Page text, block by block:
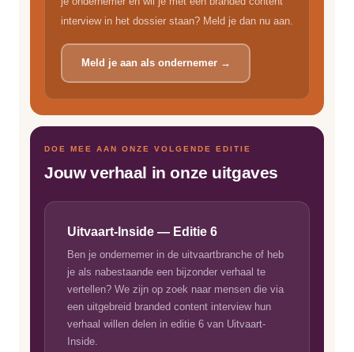
interview in het dossier staan? Meld je dan nu aan.
Meld je aan als ondernemer →
DOE MEE AAN ONZE VOLGENDE EDITIE
Jouw verhaal in onze uitgaves
Uitvaart-Inside — Editie 6
Ben je ondernemer in de uitvaartbranche of heb
je als nabestaande een bijzonder verhaal te
vertellen? We zijn op zoek naar mensen die via
een uitgebreid branded content interview hun
verhaal willen delen in editie 6 van Uitvaart-
Inside.